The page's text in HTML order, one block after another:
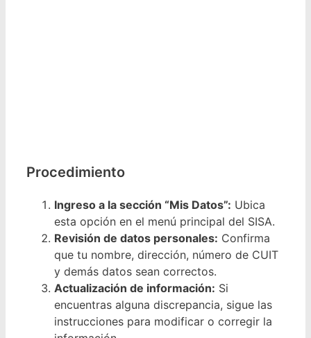
Procedimiento
Ingreso a la sección “Mis Datos”: Ubica
esta opción en el menú principal del SISA.
Revisión de datos personales: Confirma
que tu nombre, dirección, número de CUIT
y demás datos sean correctos.
Actualización de información: Si
encuentras alguna discrepancia, sigue las
instrucciones para modificar o corregir la